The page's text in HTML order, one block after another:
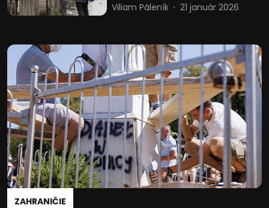
Viliam Páleník 21 január 2026
ZAHRANIČIE